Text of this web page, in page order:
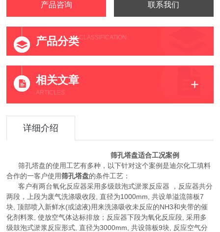
产品咨询 联系我们
产品分类CLASSIFICATION
相关文章
ARTICLES
详细介绍
筛孔塔盘适合工况案例
筛孔塔盘的使用工艺有多种，以下针对这个案例是迪尔化工填料
合作的一客户使用筛孔塔盘的条件工艺：
客户有两台氧化反应器采用多级鼓泡式淤浆反应器 ， 反应器共分
两段，上段为废气洗涤吸收段 ,直径为1000mm,共设单溢流筛板7
块 ,顶部喷入新鲜水(或滤液)用来洗涤吸收未反应的NH3和夹带的催
化剂料浆
,使放空气体达标排放；反应器下段为氧化反应段 ,采用多
级鼓泡式淤浆反应形式 ,直径为3000mm,共设筛板9块
反应空气分